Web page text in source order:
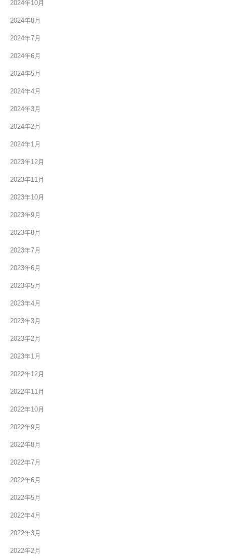
2024年10月
2024年8月
2024年7月
2024年6月
2024年5月
2024年4月
2024年3月
2024年2月
2024年1月
2023年12月
2023年11月
2023年10月
2023年9月
2023年8月
2023年7月
2023年6月
2023年5月
2023年4月
2023年3月
2023年2月
2023年1月
2022年12月
2022年11月
2022年10月
2022年9月
2022年8月
2022年7月
2022年6月
2022年5月
2022年4月
2022年3月
2022年2月